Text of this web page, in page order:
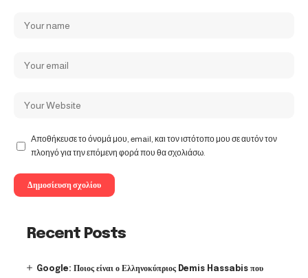
Αποθήκευσε το όνομά μου, email, και τον ιστότοπο μου σε αυτόν τον
πλοηγό για την επόμενη φορά που θα σχολιάσω.
Recent Posts
Google: Ποιος είναι ο Ελληνοκύπριος Demis Hassabis που